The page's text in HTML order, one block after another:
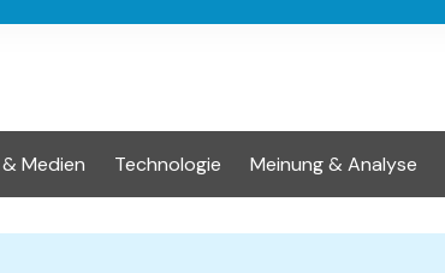
Medien Technologie Meinung & Analyse